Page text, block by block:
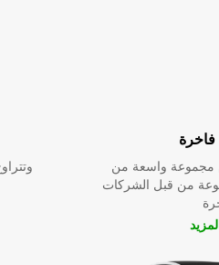
مجموعة واسعة من
من قبل الشركات